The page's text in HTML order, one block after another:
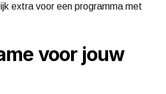
extra voor een programma met
voor jouw